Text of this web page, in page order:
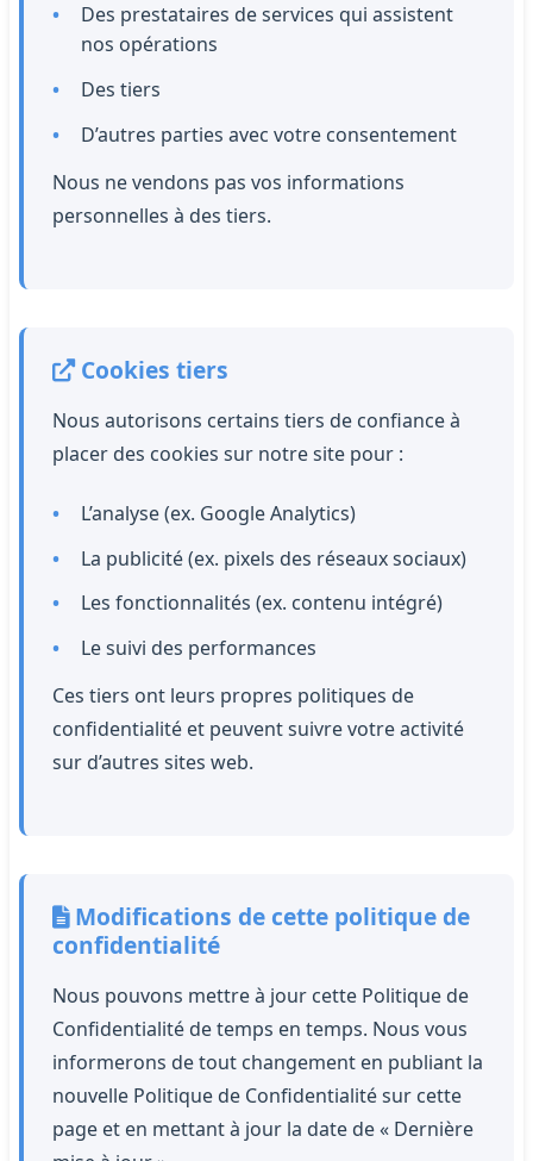
Des prestataires de services qui assistent
nos opérations
Des tiers
D’autres parties avec votre consentement
Nous ne vendons pas vos informations
personnelles à des tiers.
Cookies tiers
Nous autorisons certains tiers de confiance à
placer des cookies sur notre site pour :
L’analyse (ex. Google Analytics)
La publicité (ex. pixels des réseaux sociaux)
Les fonctionnalités (ex. contenu intégré)
Le suivi des performances
Ces tiers ont leurs propres politiques de
confidentialité et peuvent suivre votre activité
sur d’autres sites web.
Modifications de cette politique de
confidentialité
Nous pouvons mettre à jour cette Politique de
Confidentialité de temps en temps. Nous vous
informerons de tout changement en publiant la
nouvelle Politique de Confidentialité sur cette
page et en mettant à jour la date de « Dernière